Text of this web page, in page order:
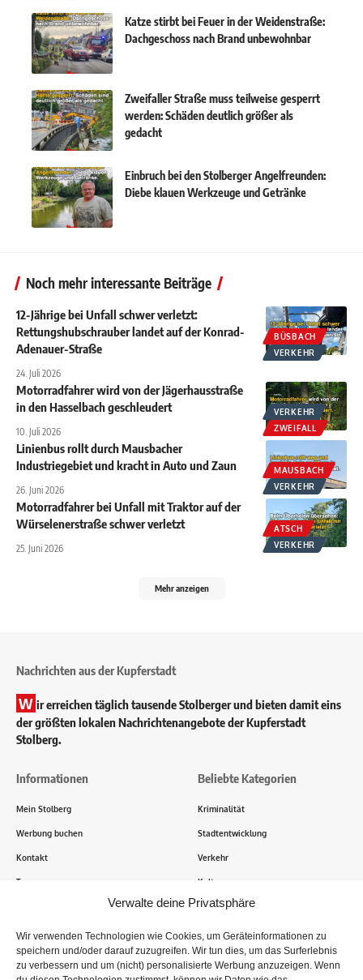
Verwalte deine Privatsphäre
Wir verwenden Technologien wie Cookies, um Geräteinformationen zu
speichern und/oder darauf zuzugreifen. Wir tun dies, um das Surferlebnis
zu verbessern und um (nicht) personalisierte Werbung anzuzeigen. Wenn
Katze stirbt bei Feuer in der Weidenstraße:
Dachgeschoss nach Brand unbewohnbar
Zweifaller Straße muss teilweise gesperrt
werden: Schäden deutlich größer als
gedacht
Einbruch bei den Stolberger Angelfreunden:
Diebe klauen Werkzeuge und Getränke
Noch mehr interessante Beiträge
BÜSBACH
VERKEHR
12-Jährige bei Unfall schwer verletzt:
Rettungshubschrauber landet auf der Konrad-
Adenauer-Straße
24. Juli 2026
VERKEHR
ZWEIFALL
Motorradfahrer wird von der Jägerhausstraße
in den Hasselbach geschleudert
10. Juli 2026
MAUSBACH
VERKEHR
Linienbus rollt durch Mausbacher
Industriegebiet und kracht in Auto und Zaun
26. Juni 2026
ATSCH
VERKEHR
Motorradfahrer bei Unfall mit Traktor auf der
Würselenerstraße schwer verletzt
25. Juni 2026
Mehr anzeigen
Nachrichten aus der Kupferstadt
W ir erreichen täglich tausende Stolberger und bieten damit eins
der größten lokalen Nachrichtenangebote der Kupferstadt
Stolberg.
Informationen
Mein Stolberg
Werbung buchen
Kontakt
Transparenz
Beliebte Kategorien
Kriminalität
Stadtentwicklung
Verkehr
Kultur
Tausende Stolberger sind bereits dabei! Du sendest uns
Informationen, Bilder und Erlebnisse aus der Kupferstadt – Wir